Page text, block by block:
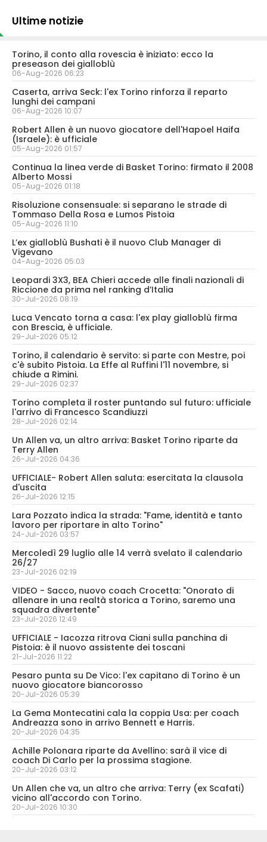
Ultime notizie
Torino, il conto alla rovescia è iniziato: ecco la
preseason dei gialloblù
06-Aug-2026 06:23
Caserta, arriva Seck: l'ex Torino rinforza il reparto
lunghi dei campani
06-Aug-2026 10:07
Robert Allen è un nuovo giocatore dell'Hapoel Haifa
(Israele): è ufficiale
05-Aug-2026 01:57
Continua la linea verde di Basket Torino: firmato il 2008
Alberto Mossi
05-Aug-2026 01:18
Risoluzione consensuale: si separano le strade di
Tommaso Della Rosa e Lumos Pistoia
05-Aug-2026 11:10
L’ex gialloblù Bushati è il nuovo Club Manager di
Vigevano
04-Aug-2026 05:03
Leopardi 3X3, BEA Chieri accede alle finali nazionali di
Riccione da prima nel ranking d’Italia
30-Jul-2026 08:19
Luca Vencato torna a casa: l'ex play gialloblù firma
con Brescia, è ufficiale.
29-Jul-2026 05:12
Torino, il calendario è servito: si parte con Mestre, poi
c'è subito Pistoia. La Effe al Ruffini l'11 novembre, si
chiude a Rimini.
29-Jul-2026 02:37
Torino completa il roster puntando sul futuro: ufficiale
l'arrivo di Francesco Scandiuzzi
28-Jul-2026 02:14
Un Allen va, un altro arriva: Basket Torino riparte da
Terry Allen
26-Jul-2026 04:36
UFFICIALE- Robert Allen saluta: esercitata la clausola
d'uscita
26-Jul-2026 12:15
Lara Pozzato indica la strada: "Fame, identità e tanto
lavoro per riportare in alto Torino"
24-Jul-2026 03:57
Mercoledì 29 luglio alle 14 verrà svelato il calendario
26/27
23-Jul-2026 02:19
VIDEO - Sacco, nuovo coach Crocetta: "Onorato di
allenare in una realtà storica a Torino, saremo una
squadra divertente"
23-Jul-2026 12:49
UFFICIALE - Iacozza ritrova Ciani sulla panchina di
Pistoia: è il nuovo assistente dei toscani
21-Jul-2026 11:22
Pesaro punta su De Vico: l'ex capitano di Torino è un
nuovo giocatore biancorosso
20-Jul-2026 05:39
La Gema Montecatini cala la coppia Usa: per coach
Andreazza sono in arrivo Bennett e Harris.
20-Jul-2026 04:35
Achille Polonara riparte da Avellino: sarà il vice di
coach Di Carlo per la prossima stagione.
20-Jul-2026 03:12
Un Allen che va, un altro che arriva: Terry (ex Scafati)
vicino all'accordo con Torino.
20-Jul-2026 10:30